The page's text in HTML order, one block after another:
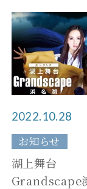
2022.10.28
お知らせ
湖上舞台
Grandscape
施設案内
団体・ご宴